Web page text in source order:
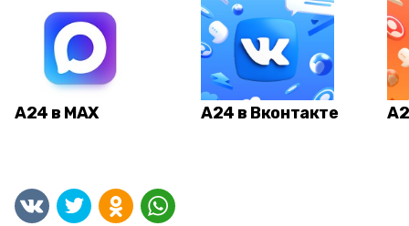
А24 в MAX А24 в Вконтакте